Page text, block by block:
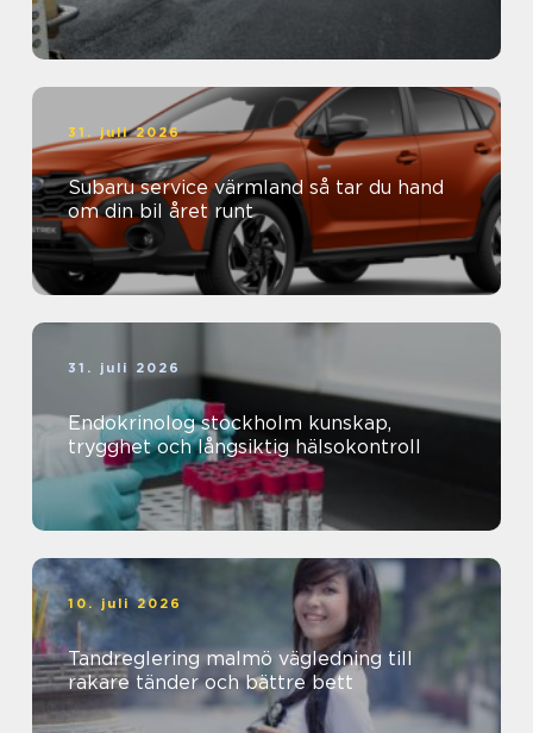
31. juli 2026
Subaru service värmland så tar du hand
om din bil året runt
31. juli 2026
Endokrinolog stockholm kunskap,
trygghet och långsiktig hälsokontroll
10. juli 2026
Tandreglering malmö vägledning till
rakare tänder och bättre bett